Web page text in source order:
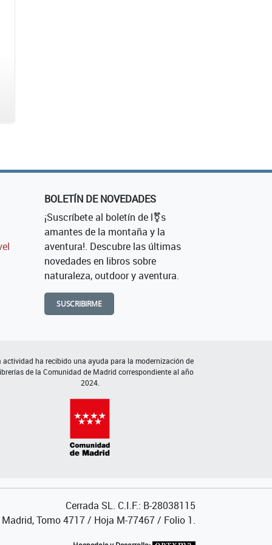
BOLETÍN DE NOVEDADES
¡Suscríbete al boletín de l⚧s
amantes de la montaña y la
aventura!. Descubre las últimas
novedades en libros sobre
naturaleza, outdoor y aventura.
SUSCRIBIRME
actividad ha recibido una ayuda para la modernización de
de la Comunidad de Madrid correspondiente al año
2024.
Cerrada SL. C.I.F.: B-28038115
Tomo 4717 / Hoja M-77467 / Folio 1.